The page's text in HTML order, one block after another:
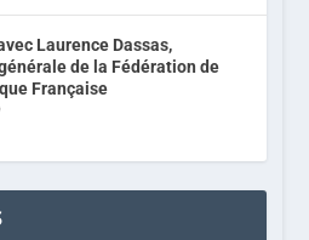
Laurence Dassas,
de la Fédération de
Française